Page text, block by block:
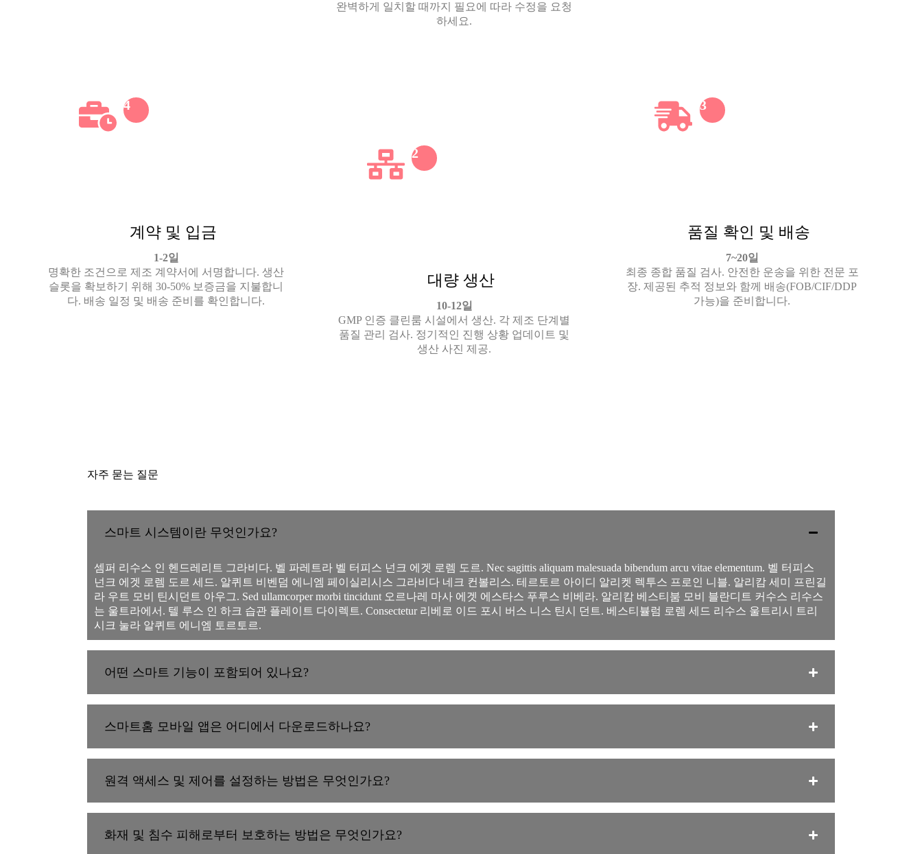
완벽하게 일치할 때까지 필요에 따라 수정을 요청
하세요.
4
계약 및 입금
1-2일
명확한 조건으로 제조 계약서에 서명합니다. 생산
슬롯을 확보하기 위해 30-50% 보증금을 지불합니
다. 배송 일정 및 배송 준비를 확인합니다.
2
대량 생산
10-12일
GMP 인증 클린룸 시설에서 생산. 각 제조 단계별
품질 관리 검사. 정기적인 진행 상황 업데이트 및
생산 사진 제공.
3
품질 확인 및 배송
7~20일
최종 종합 품질 검사. 안전한 운송을 위한 전문 포
장. 제공된 추적 정보와 함께 배송(FOB/CIF/DDP
가능)을 준비합니다.
자주 묻는 질문
스마트 시스템이란 무엇인가요?
셈퍼 리수스 인 헨드레리트 그라비다. 벨 파레트라 벨 터피스 넌크 에겟 로렘 도르. Nec sagittis aliquam malesuada bibendum arcu vitae elementum. 벨 터피스
넌크 에겟 로렘 도르 세드. 알퀴트 비벤덤 에니엠 페이실리시스 그라비다 네크 컨볼리스. 테르토르 아이디 알리켓 렉투스 프로인 니블. 알리캄 세미 프린길
라 우트 모비 틴시던트 아우그. Sed ullamcorper morbi tincidunt 오르나레 마사 에겟 에스타스 푸루스 비베라. 알리캄 베스티붐 모비 블란디트 커수스 리수스
는 울트라에서. 텔 루스 인 하크 습관 플레이트 다이렉트. Consectetur 리베로 이드 포시 버스 니스 틴시 던트. 베스티뷸럼 로렘 세드 리수스 울트리시 트리
시크 눌라 알퀴트 에니엠 토르토르.
어떤 스마트 기능이 포함되어 있나요?
스마트홈 모바일 앱은 어디에서 다운로드하나요?
원격 액세스 및 제어를 설정하는 방법은 무엇인가요?
화재 및 침수 피해로부터 보호하는 방법은 무엇인가요?